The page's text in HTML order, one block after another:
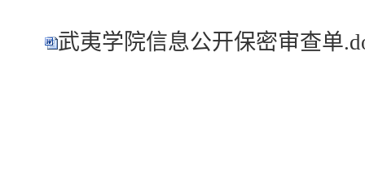
武夷学院信息公开保密审查单